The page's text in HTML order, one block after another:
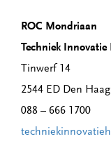
ROC Mondriaan
Techniek Innovatie
Tinwerf 14
2544 ED Den Haag
088 – 666 1700